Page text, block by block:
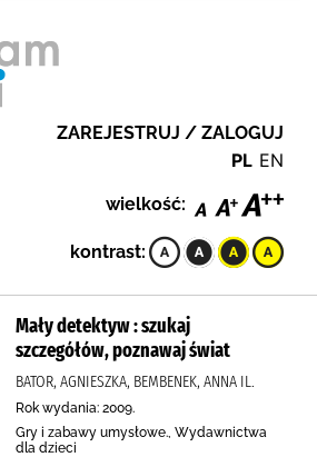
ZAREJESTRUJ / ZALOGUJ
PL EN
wielkość:
kontrast:
Mały detektyw : szukaj
szczegółów, poznawaj świat
BATOR, AGNIESZKA, BEMBENEK, ANNA IL.
Rok wydania: 2009.
Gry i zabawy umysłowe., Wydawnictwa
dla dzieci